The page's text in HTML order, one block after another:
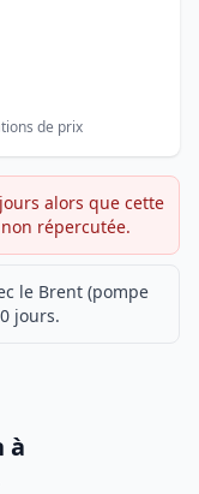
de prix
alors que cette
répercutée.
le Brent (pompe
jours.
à